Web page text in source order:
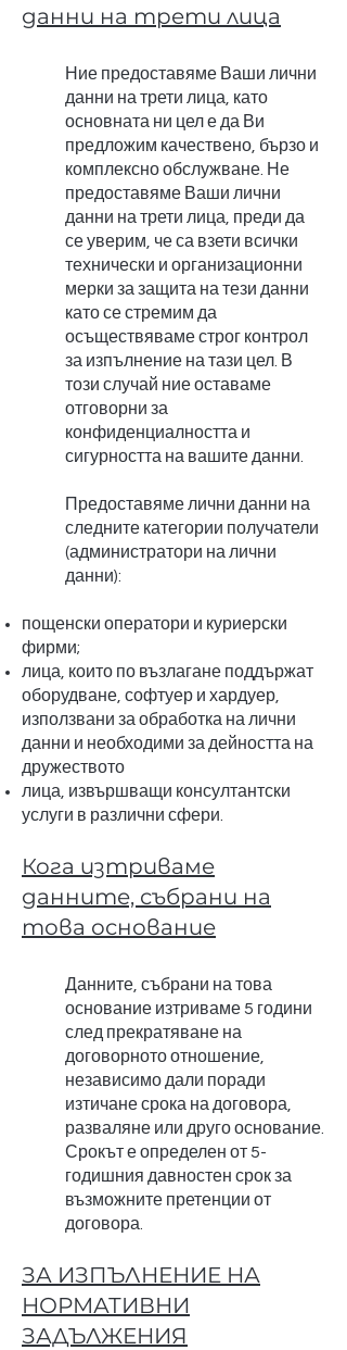
данни на трети лица
Ние предоставяме Ваши лични
данни на трети лица, като
основната ни цел е да Ви
предложим качествено, бързо и
комплексно обслужване. Не
предоставяме Ваши лични
данни на трети лица, преди да
се уверим, че са взети всички
технически и организационни
мерки за защита на тези данни
като се стремим да
осъществяваме строг контрол
за изпълнение на тази цел. В
този случай ние оставаме
отговорни за
конфиденциалността и
сигурността на вашите данни.
Предоставяме лични данни на
следните категории получатели
(администратори на лични
данни):
пощенски оператори и куриерски
фирми;
лица, които по възлагане поддържат
оборудване, софтуер и хардуер,
използвани за обработка на лични
данни и необходими за дейността на
дружеството
лица, извършващи консултантски
услуги в различни сфери.
Кога изтриваме
данните, събрани на
това основание
Данните, събрани на това
основание изтриваме 5 години
след прекратяване на
договорното отношение,
независимо дали поради
изтичане срока на договора,
разваляне или друго основание.
Срокът е определен от 5-
годишния давностен срок за
възможните претенции от
договора.
ЗА ИЗПЪЛНЕНИЕ НА
НОРМАТИВНИ
ЗАДЪЛЖЕНИЯ